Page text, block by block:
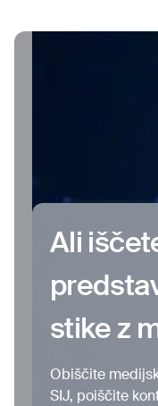
Ali
stike z
Obiščite
SIJ, poiščite